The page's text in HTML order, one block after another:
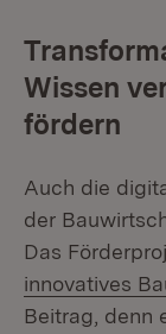
Wissen
fördern
Auch die
der
Das
innovatives
Beitrag, denn